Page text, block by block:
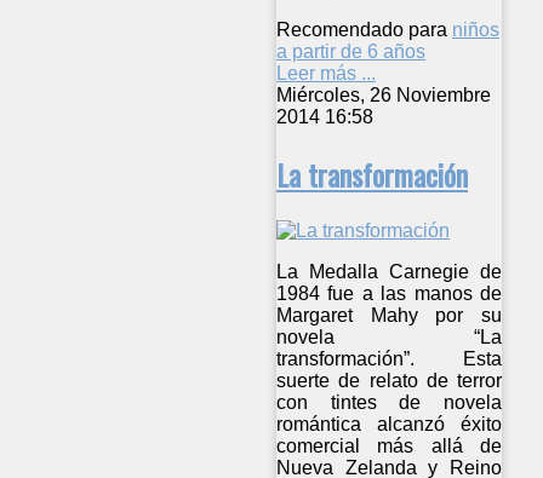
Recomendado para niños
a partir de 6 años
Leer más ...
Miércoles, 26 Noviembre
2014 16:58
La transformación
La Medalla Carnegie de
1984 fue a las manos de
Margaret Mahy por su
novela “La
transformación”. Esta
suerte de relato de terror
con tintes de novela
romántica alcanzó éxito
comercial más allá de
Nueva Zelanda y Reino